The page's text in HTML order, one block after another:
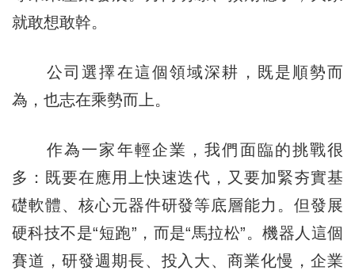
就敢想敢幹。
公司選擇在這個領域深耕，既是順勢而
為，也志在乘勢而上。
作為一家年輕企業，我們面臨的挑戰很
多：既要在應用上快速迭代，又要加緊夯實基
礎軟體、核心元器件研發等底層能力。但發展
硬科技不是“短跑”，而是“馬拉松”。機器人這個
賽道，研發週期長、投入大、商業化慢，企業